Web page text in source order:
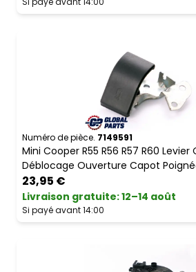
Numéro de pièce. 7149591
Mini Cooper R55 R56 R57 R60
Déblocage Ouverture Capot
23,95 €
Livraison gratuite:12–14 août
Si payé avant 14:00